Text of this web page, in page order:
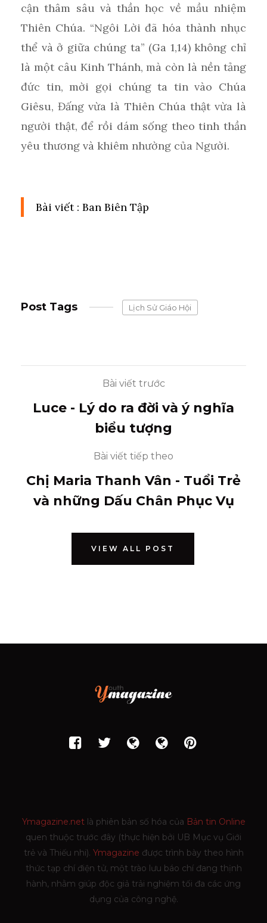
cận thâm sâu và thần học về mầu nhiệm
Thiên Chúa. “Ngôi Lời đã hóa thành nhục
thể và ở giữa chúng ta” (Ga 1,14) không chỉ
là một câu Kinh Thánh, mà còn là nền tảng
đức tin, mời gọi chúng ta tin vào Chúa
Giêsu, Đấng vừa là Thiên Chúa thật vừa là
người thật, để rồi dám sống theo tinh thần
yêu thương và khiêm nhường của Người.
Bài viết : Ban Biên Tập
Post Tags Lịch Sử Giáo Hội
Bài viết trước
Luce - Lý do ra đời và ý nghĩa
biểu tượng
Bài viết tiếp theo
Chị Maria Thanh Vân - Tuổi Trẻ
và những Dấu Chân Phục Vụ
VIEW ALL POST
Ymagazine.netlà phiên bản số hóa của Bản tin Online
quen thuộc trước đây (thực hiện bởi UB Mục vụ Giới
trẻ và Thiếu nhi). Ymagazine được trình bày theo hình
thức tạp chí điện tử, một trào lưu báo chí đang thịnh
hành, nhằm giúp độc giả trải nghiệm tối đa các ứng
dụng của công nghệ.